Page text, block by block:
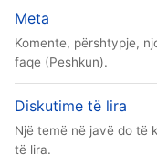
Meta
Komente, përshtypje,
faqe (Peshkun).
Diskutime të lira
Një temë në javë do të
të lira.